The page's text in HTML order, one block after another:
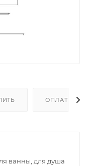
ОПЛАТА
ванны, для душа